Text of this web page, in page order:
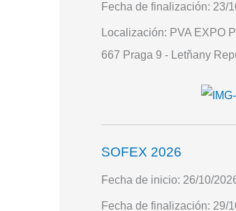
Fecha de finalización: 23/
Localización: PVA EXPO
667 Praga 9 - Letňany
SOFEX 2026
Fecha de inicio: 26/10/
Fecha de finalización: 29/